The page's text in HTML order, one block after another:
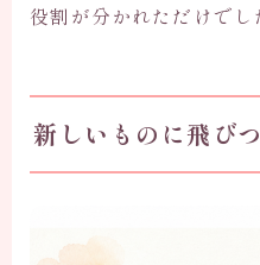
役割が分かれただけでし
新しいものに飛び